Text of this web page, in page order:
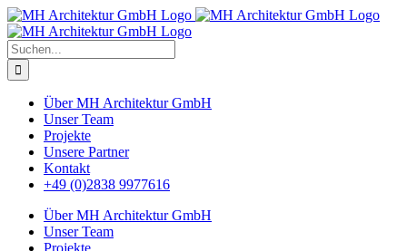
Zum
Inhalt
springen
Suche
nach:
Über MH Architektur GmbH
Unser Team
Projekte
Unsere Partner
Kontakt
+49 (0)2838 9977616
Über MH Architektur GmbH
Unser Team
Projekte